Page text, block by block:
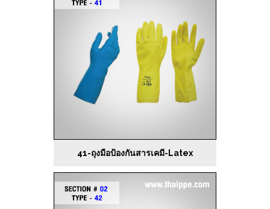
41-ถุงมือป้องกันสารเคมี-Latex